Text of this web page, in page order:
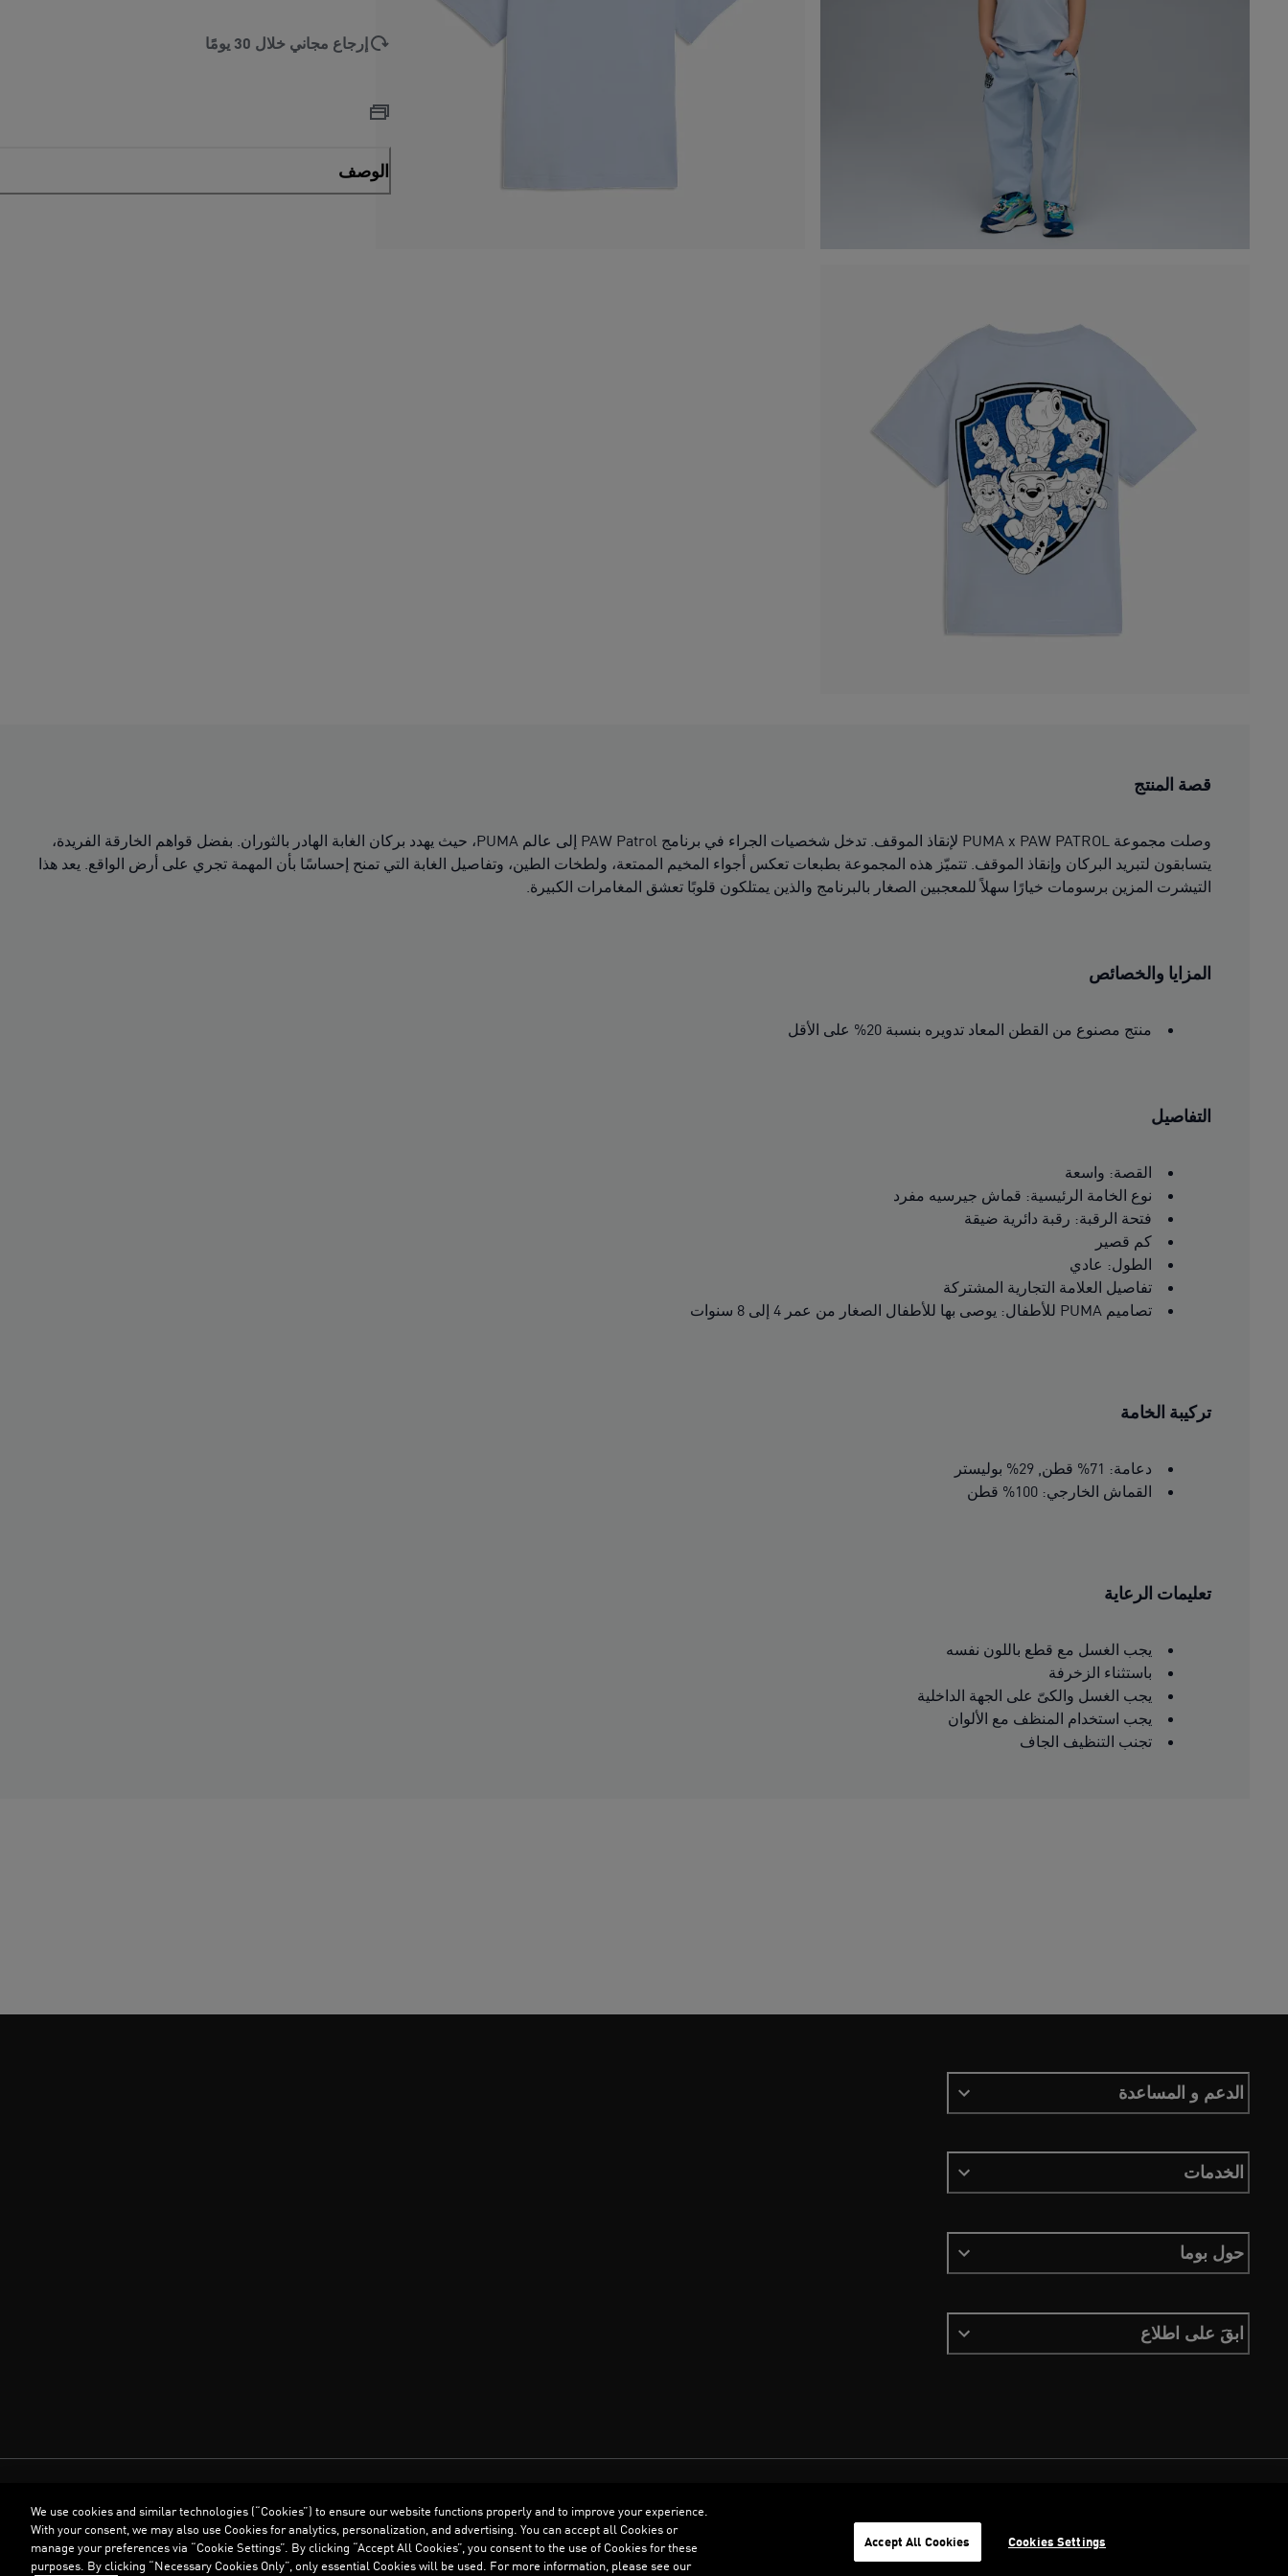
إرجاع مجاني خلال 30 يومًا
الوصف
قصة المنتج
وصلت مجموعة PUMA x PAW PATROL لإنقاذ الموقف. تدخل شخصيات الجراء في برنامج PAW Patrol إلى عالم PUMA، حيث يهدد بركان الغابة الهادر بالثوران. بفضل قواهم الخارقة الفريدة،
يتسابقون لتبريد البركان وإنقاذ الموقف. تتميّز هذه المجموعة بطبعات تعكس أجواء المخيم الممتعة، ولطخات الطين، وتفاصيل الغابة التي تمنح إحساسًا بأن المهمة تجري على أرض الواقع. يعد هذا
التيشرت المزين برسومات خيارًا سهلاً للمعجبين الصغار بالبرنامج والذين يمتلكون قلوبًا تعشق المغامرات الكبيرة.
المزايا والخصائص
منتج مصنوع من القطن المعاد تدويره بنسبة 20% على الأقل
التفاصيل
القصة: واسعة
نوع الخامة الرئيسية: قماش جيرسيه مفرد
فتحة الرقبة: رقبة دائرية ضيقة
كم قصير
الطول: عادي
تفاصيل العلامة التجارية المشتركة
تصاميم PUMA للأطفال: يوصى بها للأطفال الصغار من عمر 4 إلى 8 سنوات
تركيبة الخامة
دعامة: 71% قطن, 29% بوليستر
القماش الخارجي: 100% قطن
تعليمات الرعاية
يجب الغسل مع قطع باللون نفسه
باستثناء الزخرفة
يجب الغسل والكىّ على الجهة الداخلية
يجب استخدام المنظف مع الألوان
تجنب التنظيف الجاف
الدعم و المساعدة
الخدمات
حول بوما
ابقَ على اطلاع
العربية
We use cookies and similar technologies (“Cookies”) to ensure our website functions properly and to improve your experience.
With your consent, we may also use Cookies for analytics, personalization, and advertising. You can accept all Cookies or
manage your preferences via “Cookie Settings”. By clicking “Accept All Cookies”, you consent to the use of Cookies for these
purposes. By clicking “Necessary Cookies Only”, only essential Cookies will be used. For more information, please see our
Cookies Settings
Accept All Cookies